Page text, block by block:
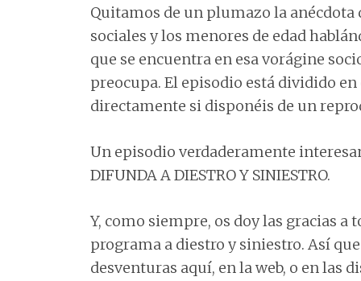
Quitamos de un plumazo la anécdota
sociales y los menores de edad
que se encuentra en esa vorágine
preocupa. El episodio está dividido
directamente si disponéis de un
Un episodio verdaderamente
DIFUNDA A DIESTRO Y SINIESTRO.
Y, como siempre, os doy las gracias
programa a diestro y siniestro. Así
desventuras aquí, en la web, o en las